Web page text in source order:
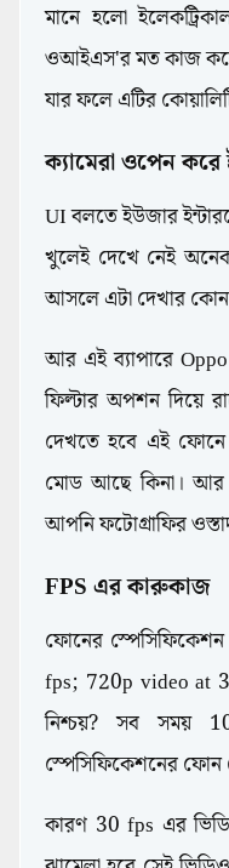
মানে হলো
ওআইএস'র মত কাজ করে
যার ফলে এটির
ক্যামেরা ওপেন
UI বলতে ইউজার
খুলেই দেখে নেই
আসলে এটা দেখার
আর এই ব্যাপারে
ফিল্টার অপশন দিয়ে
দেখতে হবে এই ফোনে
মোড আছে কিনা। আর
আপনি ফটোগ্রাফির
FPS এর কারুকাজ
ফোনের
fps; 720p video at
নিশ্চয়? সব সময়
স্পেসিফিকেশনের ফোন
কারণ 30 fps এর